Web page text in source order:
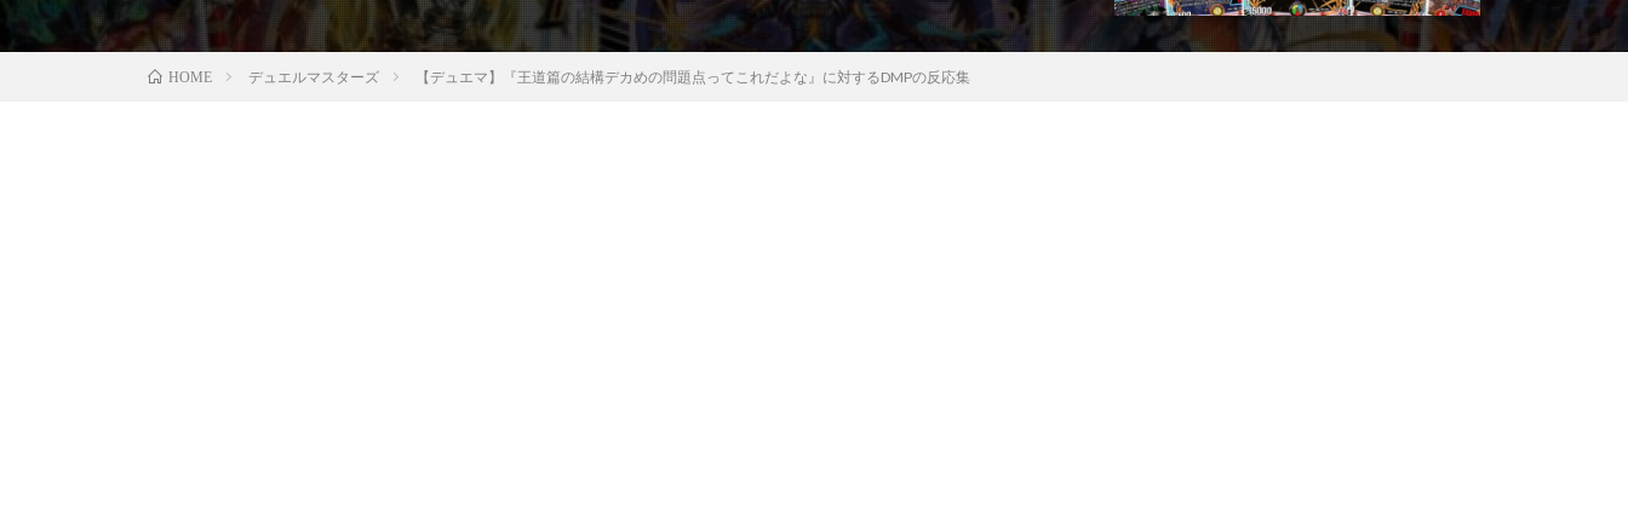
HOME デュエルマスターズ 【デュエマ】『王道篇の結構デカめの問題点ってこれだよな』に対するDMPの反応集